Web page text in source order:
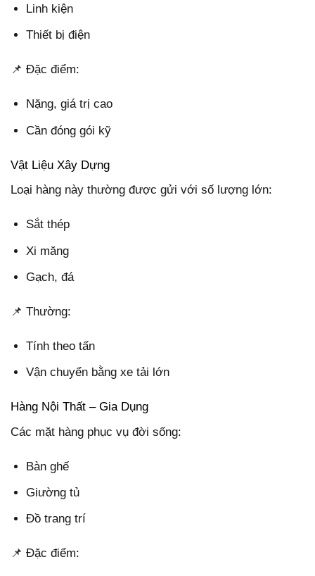
Linh kiện
Thiết bị điện
📌 Đặc điểm:
Nặng, giá trị cao
Cần đóng gói kỹ
Vật Liệu Xây Dựng
Loại hàng này thường được gửi với số lượng lớn:
Sắt thép
Xi măng
Gạch, đá
📌 Thường:
Tính theo tấn
Vận chuyển bằng xe tải lớn
Hàng Nội Thất – Gia Dụng
Các mặt hàng phục vụ đời sống:
Bàn ghế
Giường tủ
Đồ trang trí
📌 Đặc điểm: